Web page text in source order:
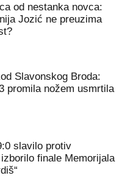
od nestanka novca:
Jozić ne preuzima
Slavonskog Broda:
promila nožem usmrtila
slavilo protiv
finale Memorijala